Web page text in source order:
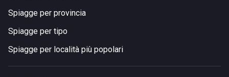
Spiagge per provincia
Spiagge per tipo
Spiagge per località più popolari